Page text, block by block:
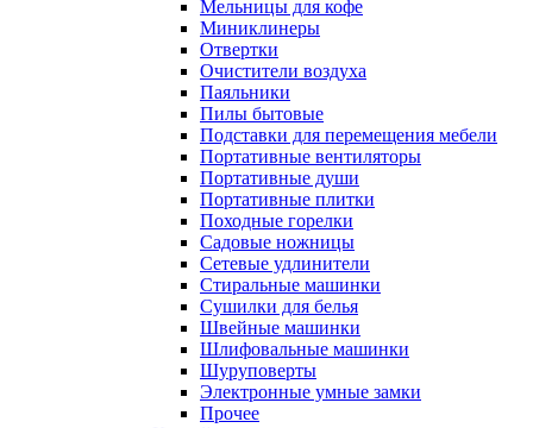
Мельницы для кофе
Миниклинеры
Отвертки
Очистители воздуха
Паяльники
Пилы бытовые
Подставки для перемещения мебели
Портативные вентиляторы
Портативные души
Портативные плитки
Походные горелки
Садовые ножницы
Сетевые удлинители
Стиральные машинки
Сушилки для белья
Швейные машинки
Шлифовальные машинки
Шуруповерты
Электронные умные замки
Прочее